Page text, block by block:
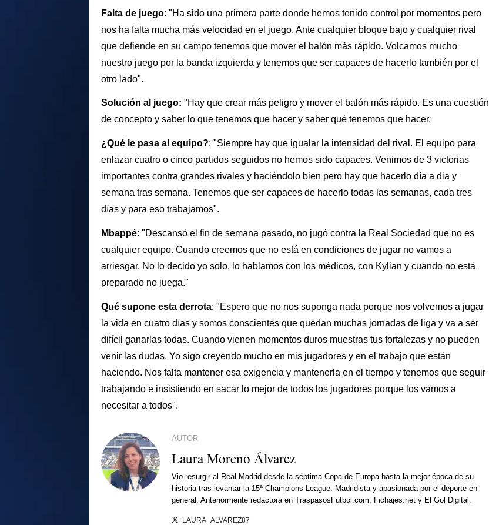
Falta de juego: "Ha sido una primera parte donde hemos tenido control por momentos pero
nos ha falta mucha más velocidad en el juego. Ante cualquier bloque bajo y cualquier rival
que defiende en su campo tenemos que mover el balón más rápido. Volcamos mucho
nuestro juego por la banda izquierda y tenemos que ser capaces de hacerlo también por el
otro lado".
Solución al juego: "Hay que crear más peligro y mover el balón más rápido. Es una cuestión
de concepto y saber lo que tenemos que hacer y saber qué tenemos que hacer.
¿Qué le pasa al equipo?: "Siempre hay que igualar la intensidad del rival. El equipo para
enlazar cuatro o cinco partidos seguidos no hemos sido capaces. Venimos de 3 victorias
importantes contra grandes rivales y haciéndolo bien pero hay que hacerlo día a dia y
semana tras semana. Tenemos que ser capaces de hacerlo todas las semanas, cada tres
días y para eso trabajamos".
Mbappé: "Descansó el fin de semana pasado, no jugó contra la Real Sociedad que no es
cualquier equipo. Cuando creemos que no está en condiciones de jugar no vamos a
arriesgar. No lo decido yo solo, lo hablamos con los médicos, con Kylian y cuando no está
preparado no juega."
Qué supone esta derrota: "Espero que no nos suponga nada porque nos volvemos a jugar
la vida en cuatro días y somos conscientes que quedan muchas jornadas de liga y va a ser
difícil ganarlas todas. Cuando vienen momentos duros muestras tus fortalezas y no pueden
venir las dudas. Yo sigo creyendo mucho en mis jugadores y en el trabajo que están
haciendo. Nos falta mantener esa exigencia y mantenerla en el tiempo y tenemos que seguir
trabajando e insistiendo en sacar lo mejor de todos los jugadores porque los vamos a
necesitar a todos".
AUTOR
Laura Moreno Álvarez
Vio resurgir al Real Madrid desde la séptima Copa de Europa hasta la mejor época de su
historia tras levantar la 15ª Champions League. Madridista y apasionada por el deporte en
general. Anteriormente redactora en TraspasosFutbol.com, Fichajes.net y El Gol Digital.
LAURA_ALVAREZ87